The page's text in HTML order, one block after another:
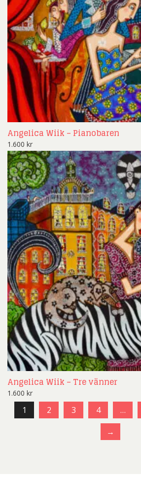
Angelica Wiik – Pianobaren
1.600 kr
Angelica Wiik – Tre vänner
1.600 kr
1 2 3 4 …
→